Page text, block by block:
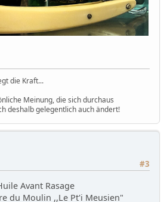
die Kraft...
Meinung, die sich durchaus
deshalb gelegentlich auch ändert!
#3
Avant Rasage
du Moulin ,,Le Pt'i Meusien"